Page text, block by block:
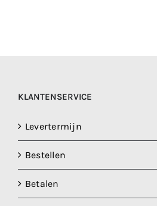
KLANTENSERVICE
Levertermijn
Bestellen
Betalen